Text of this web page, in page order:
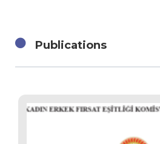
Publications